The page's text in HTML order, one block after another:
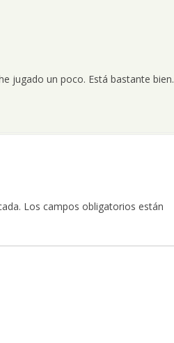
jugado un poco. Está bastante bien.
Los campos obligatorios están